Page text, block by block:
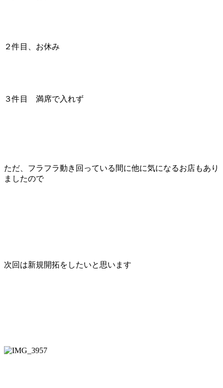
２件目、お休み
３件目 満席で入れず
ただ、フラフラ動き回っている間に他に気になるお店もあり
ましたので
次回は新規開拓をしたいと思います